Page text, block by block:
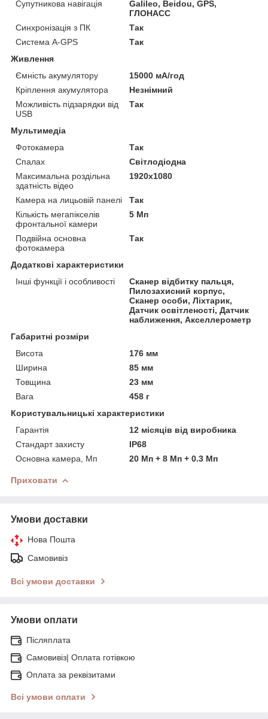
Супутникова навігація
Galileo, Beidou, GPS,
ГЛОНАСС
Синхронізація з ПК
Так
Система A-GPS
Так
Живлення
Ємність акумулятору
15000 мА/год
Кріплення акумулятора
Незнімний
Можливість підзарядки від
USB
Так
Мультимедіа
Фотокамера
Так
Спалах
Світлодіодна
Максимальна роздільна
здатність відео
1920x1080
Камера на лицьовій панелі
Так
Кількість мегапікселів
фронтальної камери
5 Мп
Подвійна основна
фотокамера
Так
Додаткові характеристики
Інші функції і особливості
Сканер відбитку пальця,
Пилозахисний корпус,
Сканер особи, Ліхтарик,
Датчик освітленості, Датчик
наближення, Акселлерометр
Габаритні розміри
Висота
176 мм
Ширина
85 мм
Товщина
23 мм
Вага
458 г
Користувальницькі характеристики
Гарантія
12 місяців від виробника
Стандарт захисту
IP68
Основна камера, Мп
20 Мп + 8 Мп + 0.3 Мп
Приховати
Умови доставки
Нова Пошта
Самовивіз
Всі умови доставки
Умови оплати
Післяплата
Самовивіз| Оплата готівкою
Оплата за реквізитами
Всі умови оплати